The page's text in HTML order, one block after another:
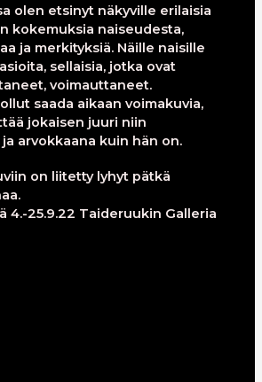
olen etsinyt näkyville erilaisia
kokemuksia naiseudesta,
ja merkityksiä. Näille naisille
sellaisia, jotka ovat
voimauttaneet.
saada aikaan voimakuvia,
jokaisen juuri niin
arvokkaana kuin hän on.
on liitetty lyhyt pätkä
4.-25.9.22 Taideruukin Galleria